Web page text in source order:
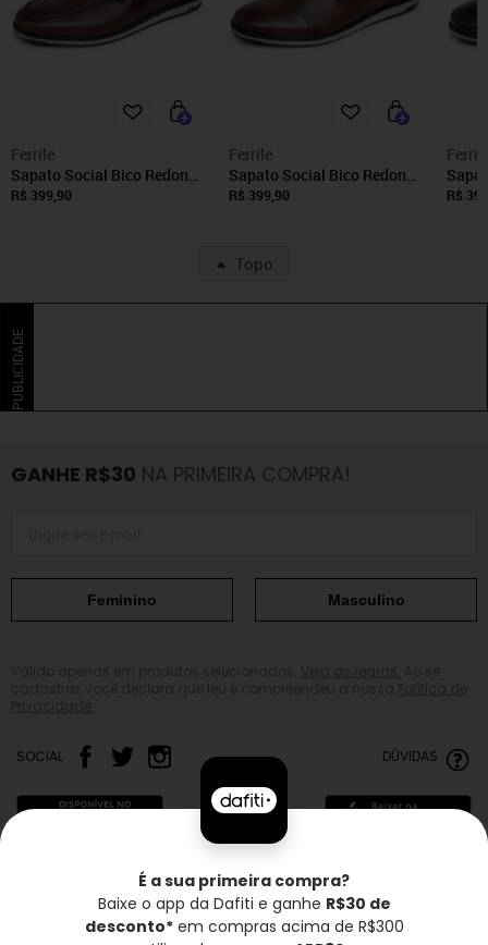
Ferrile
Sapato Social Bico Redondo
Masculino Brogue Em Couro
R$ 399,90
Ferrile
Sapato Social Bico Redondo
Masculino Brogue Em Couro
R$ 399,90 R$
Topo
PUBLICIDADE
GANHE R$30 NA PRIMEIRA COMPRA!
Feminino Masculino
SOCIAL DÚVIDAS
Frete grátis* Troca grátis Entrega rápida
É a sua primeira compra?
Baixe o app da Dafiti e ganhe R$30 de
desconto*em compras acima de R$300